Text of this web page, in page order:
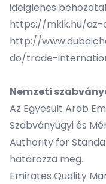
ideiglenes
https://mkik.hu/az-
http://
do/trade-
Nemzeti
Az Egyesült Arab
Szabványügyi és
Authority for
határozza meg.
Emirates Quality